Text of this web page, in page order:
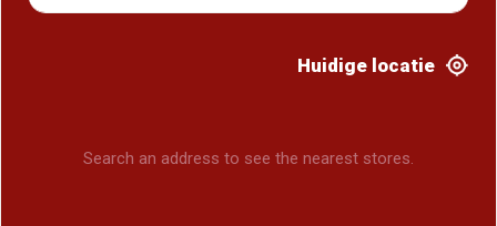
Huidige locatie
Search an address to see the nearest stores.